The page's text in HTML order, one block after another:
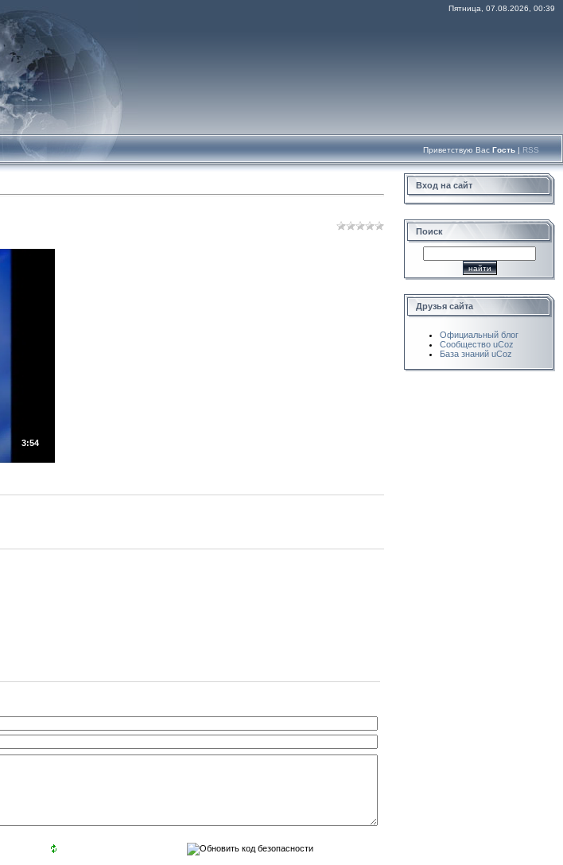
Пятница, 07.08.2026, 00:39
Приветствую Вас Гость | RSS
3:54
Вход на сайт
Поиск
Друзья сайта
Официальный блог
Сообщество uCoz
База знаний uCoz